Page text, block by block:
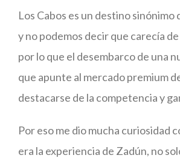
Los Cabos es un destino sinónimo
y no podemos decir que carecía
por lo que el desembarco de una
que apunte al mercado premium
destacarse de la competencia y
Por eso me dio mucha curiosidad
era la experiencia de Zadún, no